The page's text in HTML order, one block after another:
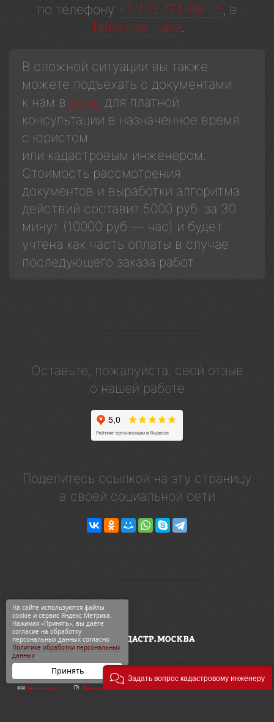
по телефону +7 495 774-88-15, в
Телеграм-чате.
В сложной ситуации вы также
можете подъехать с документами
к нам в офис для платной
консультации в назначенное время
с юристом
или кадастровым инженером.
Стоимость рассмотрения
документов и выработки алгоритма
действий составит 5000 руб. за 30
минут (10000 руб — час) и будет
учтена как часть оплаты в случае
последующего заказа работ.
Оставьте, пожалуйста, свой отзыв
о нашей работе
Поделитесь ссылкой на эту страницу
в своей социальной сети
Новости
Политика конф-ти
ООО «Геодезия и кадастр»
На сайте используются файлы
cookie и сервис Яндекс Метрика.
Нажимая «Принять», вы даёте
согласие на обработку
персональных данных согласно
Политике обработки персональных
данных.
Принять
Задать вопрос кадастровому инженеру